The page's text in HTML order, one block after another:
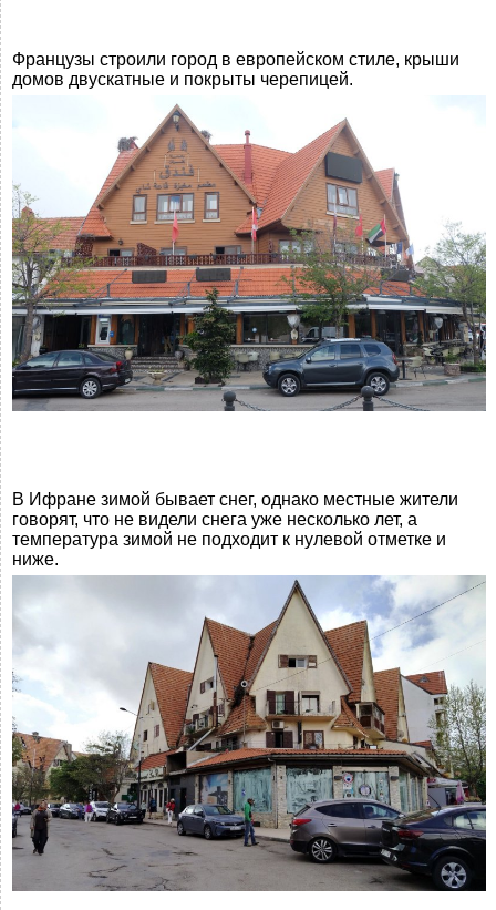
Французы строили город в европейском стиле, крыши
домов двускатные и покрыты черепицей.
В Ифране зимой бывает снег, однако местные жители
говорят, что не видели снега уже несколько лет, а
температура зимой не подходит к нулевой отметке и
ниже.